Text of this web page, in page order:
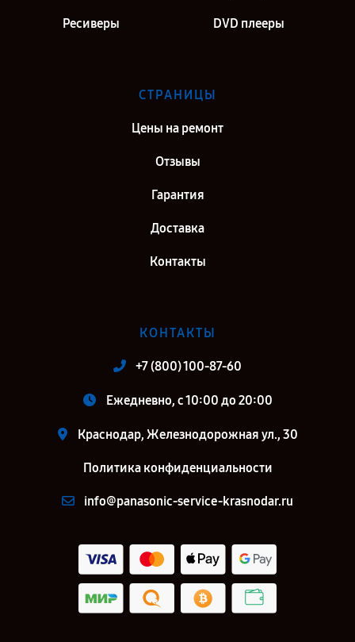
Ресиверы DVD плееры
СТРАНИЦЫ
Цены на ремонт
Отзывы
Гарантия
Доставка
Контакты
КОНТАКТЫ
+7 (800) 100-87-60
Ежедневно, с 10:00 до 20:00
Краснодар, Железнодорожная ул., 30
Политика конфиденциальности
info@panasonic-service-krasnodar.ru